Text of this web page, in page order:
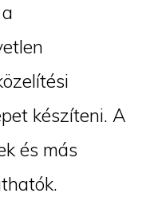
készíteni. A
és más